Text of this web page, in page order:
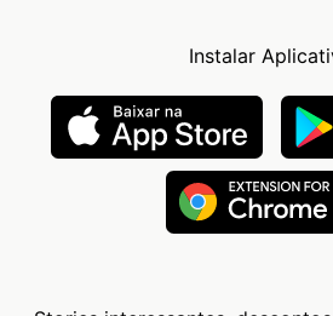
Instalar